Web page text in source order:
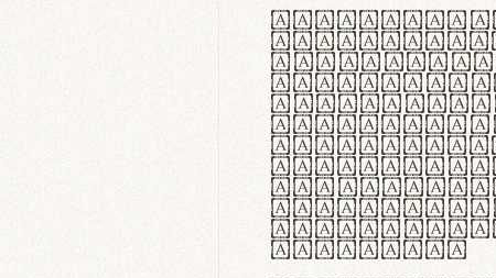
Quisque
fabrica
meminit,
sicut lana
nappa,
aute
velit
fugiat
id velit
faucibus.